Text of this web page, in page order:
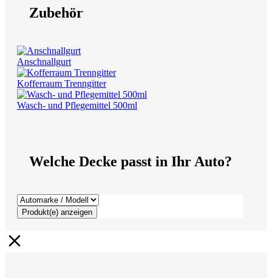
Zubehör
Anschnallgurt
Kofferraum Trenngitter
Wasch- und Pflegemittel 500ml
Welche Decke passt in Ihr Auto?
Produkt(e) anzeigen